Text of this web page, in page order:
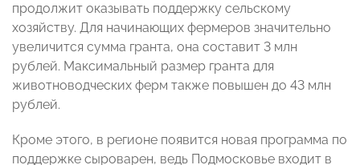
продолжит оказывать поддержку сельскому
хозяйству. Для начинающих фермеров значительно
увеличится сумма гранта, она составит 3 млн
рублей. Максимальный размер гранта для
животноводческих ферм также повышен до 43 млн
рублей.
Кроме этого, в регионе появится новая программа по
поддержке сыроварен, ведь Подмосковье входит в